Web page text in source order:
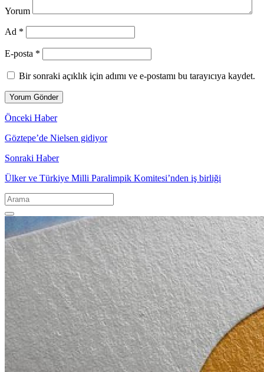
Yorum
Ad *
E-posta *
Bir sonraki açıklık için adımı ve e-postamı bu tarayıcıya kaydet.
Önceki Haber
Göztepe’de Nielsen gidiyor
Sonraki Haber
Ülker ve Türkiye Milli Paralimpik Komitesi’nden iş birliği